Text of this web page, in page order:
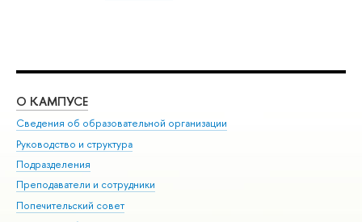
О КАМПУСЕ
Сведения об образовательной организации
Руководство и структура
Подразделения
Преподаватели и сотрудники
Попечительский совет